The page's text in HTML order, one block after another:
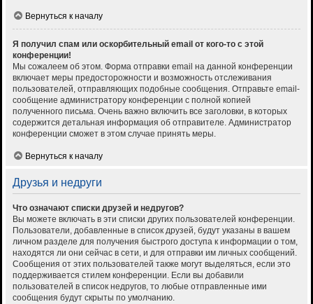
Вернуться к началу
Я получил спам или оскорбительный email от кого-то с этой
конференции!
Мы сожалеем об этом. Форма отправки email на данной конференции
включает меры предосторожности и возможность отслеживания
пользователей, отправляющих подобные сообщения. Отправьте email-
сообщение администратору конференции с полной копией
полученного письма. Очень важно включить все заголовки, в которых
содержится детальная информация об отправителе. Администратор
конференции сможет в этом случае принять меры.
Вернуться к началу
Друзья и недруги
Что означают списки друзей и недругов?
Вы можете включать в эти списки других пользователей конференции.
Пользователи, добавленные в список друзей, будут указаны в вашем
личном разделе для получения быстрого доступа к информации о том,
находятся ли они сейчас в сети, и для отправки им личных сообщений.
Сообщения от этих пользователей также могут выделяться, если это
поддерживается стилем конференции. Если вы добавили
пользователей в список недругов, то любые отправленные ими
сообщения будут скрыты по умолчанию.